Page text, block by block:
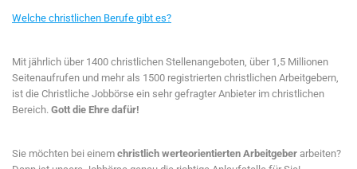
Welche christlichen Berufe gibt es?
Mit jährlich über 1400 christlichen Stellenangeboten, über 1,5 Millionen
Seitenaufrufen und mehr als 1500 registrierten christlichen Arbeitgebern,
ist die Christliche Jobbörse ein sehr gefragter Anbieter im christlichen
Bereich. Gott die Ehre dafür!
Sie möchten bei einem christlich werteorientierten Arbeitgeber arbeiten?